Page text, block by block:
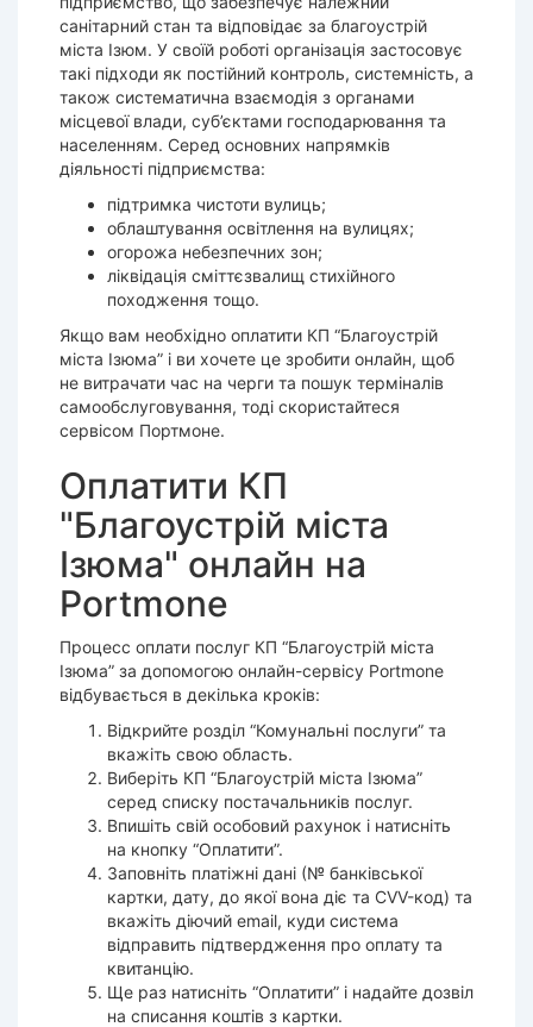
санітарний стан та відповідає за благоустрій
міста Ізюм. У своїй роботі організація застосовує
такі підходи як постійний контроль, системність, а
також систематична взаємодія з органами
місцевої влади, суб’єктами господарювання та
населенням. Серед основних напрямків
діяльності підприємства:
підтримка чистоти вулиць;
облаштування освітлення на вулицях;
огорожа небезпечних зон;
ліквідація сміттєзвалищ стихійного
походження тощо.
Якщо вам необхідно оплатити КП “Благоустрій
міста Ізюма” і ви хочете це зробити онлайн, щоб
не витрачати час на черги та пошук терміналів
самообслуговування, тоді скористайтеся
сервісом Портмоне.
Оплатити КП
"Благоустрій міста
Ізюма" онлайн на
Portmone
Процесс оплати послуг КП “Благоустрій міста
Ізюма” за допомогою онлайн-сервісу Portmone
відбувається в декілька кроків:
Відкрийте розділ “Комунальні послуги” та
вкажіть свою область.
Виберіть КП “Благоустрій міста Ізюма”
серед списку постачальників послуг.
Впишіть свій особовий рахунок і натисніть
на кнопку “Оплатити”.
Заповніть платіжні дані (№ банківської
картки, дату, до якої вона діє та CVV-код) та
вкажіть діючий email, куди система
відправить підтвердження про оплату та
квитанцію.
Ще раз натисніть “Оплатити” і надайте дозвіл
на списання коштів з картки.